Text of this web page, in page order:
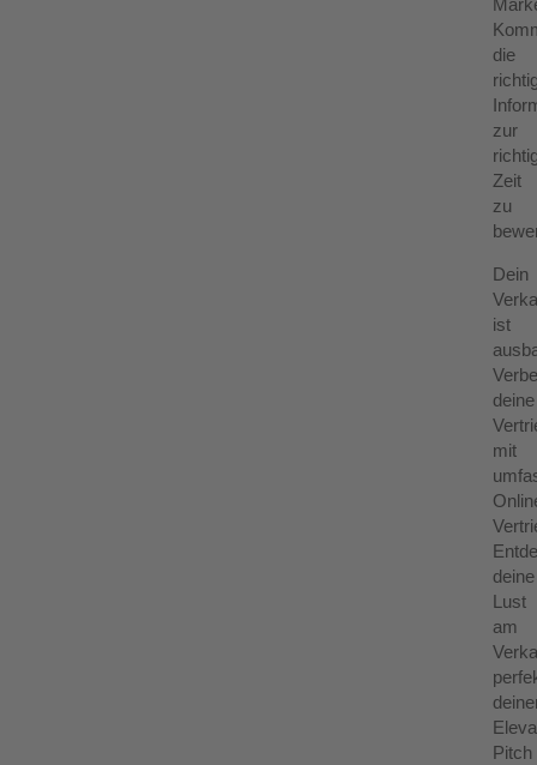
die
zur
Zeit
zu
Dein
ist
deine
mit
deine
Lust
am
Pitch